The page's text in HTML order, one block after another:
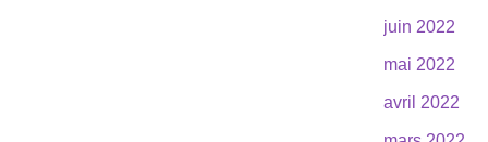
juin 2022
mai 2022
avril 2022